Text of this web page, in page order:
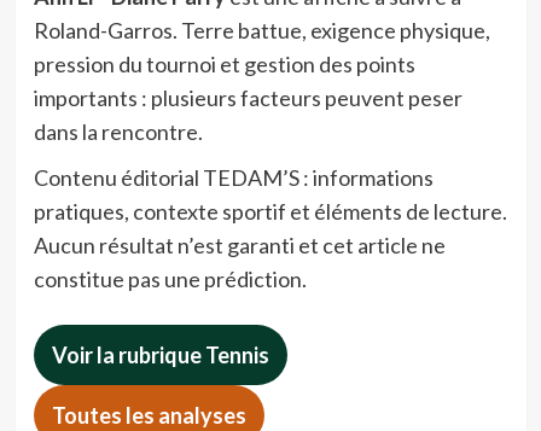
Roland-Garros. Terre battue, exigence physique,
pression du tournoi et gestion des points
importants : plusieurs facteurs peuvent peser
dans la rencontre.
Contenu éditorial TEDAM’S : informations
pratiques, contexte sportif et éléments de lecture.
Aucun résultat n’est garanti et cet article ne
constitue pas une prédiction.
Voir la rubrique Tennis
Toutes les analyses